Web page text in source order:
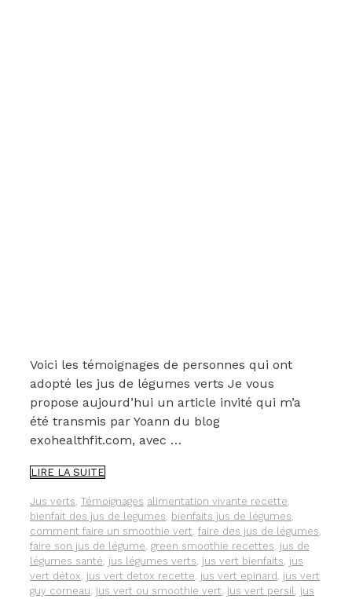
Voici les témoignages de personnes qui ont
adopté les jus de légumes verts Je vous
propose aujourd’hui un article invité qui m’a
été transmis par Yoann du blog
exohealthfit.com, avec …
LIRE LA SUITE« J’AI
LES
JUS
DE
LÉGUMES
VERTS ».
TÉMOIGNAGES.
Catégories
Jus verts, Témoignages Étiquettes
alimentation vivante recette,
bienfait des jus de legumes, bienfaits jus de légumes,
comment faire un smoothie vert, faire des jus de légumes,
faire son jus de légume, green smoothie recettes, jus de
légumes santé, jus légumes verts, jus vert bienfaits, jus
vert détox, jus vert detox recette, jus vert epinard , jus vert
guy corneau, jus vert ou smoothie vert, jus vert persil, jus